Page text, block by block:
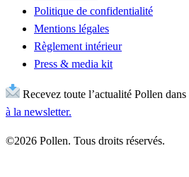
Politique de confidentialité
Mentions légales
Règlement intérieur
Press & media kit
Recevez toute l’actualité Pollen
à la newsletter.
©2026 Pollen. Tous droits réservés.